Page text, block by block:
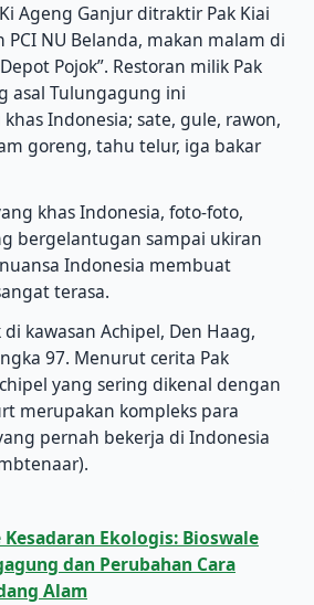
Ageng Ganjur ditraktir Pak Kiai
PCI NU Belanda, makan malam di
Pojok”. Restoran milik Pak
asal Tulungagung ini
Indonesia; sate, gule, rawon,
goreng, tahu telur, iga bakar
khas Indonesia, foto-foto,
bergelantugan sampai ukiran
Indonesia membuat
terasa.
kawasan Achipel, Den Haag,
97. Menurut cerita Pak
yang sering dikenal dengan
merupakan kompleks para
pernah bekerja di Indonesia
Ekologis: Bioswale
dan Perubahan Cara
Alam